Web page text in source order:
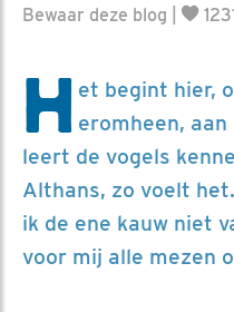
Bewaar deze blog
H et begint hier,
eromheen, aan
leert de vogels
Althans, zo voelt
ik de ene kauw niet
voor mij alle mezen